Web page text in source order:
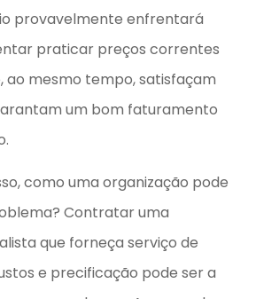
provavelmente enfrentará
praticar preços correntes
ao mesmo tempo, satisfaçam
um bom faturamento
como uma organização pode
Contratar uma
que forneça serviço de
e precificação pode ser a